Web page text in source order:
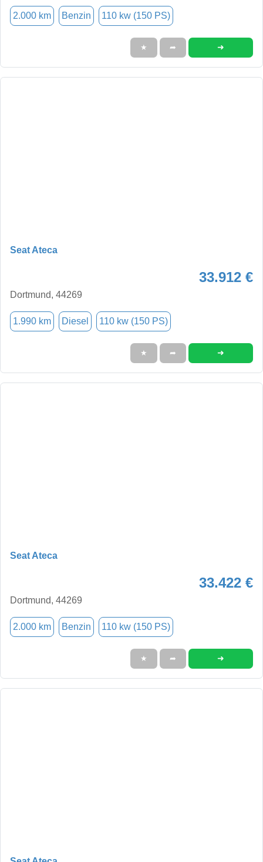
2.000 km Benzin 110 kw (150 PS)
★ ➦ ➜
Seat Ateca
33.912 €
Dortmund, 44269
1.990 km Diesel 110 kw (150 PS)
★ ➦ ➜
Seat Ateca
33.422 €
Dortmund, 44269
2.000 km Benzin 110 kw (150 PS)
★ ➦ ➜